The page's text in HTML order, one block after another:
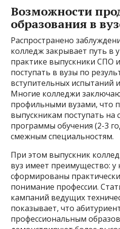
Возможности
образования в
Распространено
колледж закрывает путь в
практике выпускники СПО
поступать в вузы по
вступительных испытаний
Многие колледжи
профильными вузами, что
выпускникам поступать
программы обучения (2-3
смежным специальностям.
При этом выпускник
вуз имеет преимущество: у
сформированы
понимание профессии.
кампаний ведущих
показывает, что
профессиональным